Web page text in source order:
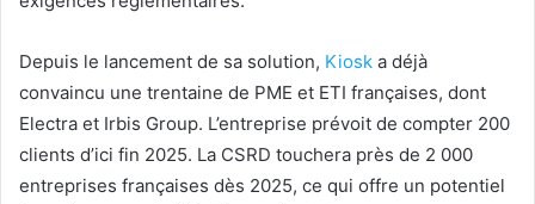
Depuis le lancement de sa solution, Kiosk a déjà
convaincu une trentaine de PME et ETI françaises, dont
Electra et Irbis Group. L’entreprise prévoit de compter 200
clients d’ici fin 2025. La CSRD touchera près de 2 000
entreprises françaises dès 2025, ce qui offre un potentiel